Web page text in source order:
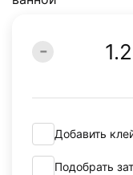
Добавить
Подобрать